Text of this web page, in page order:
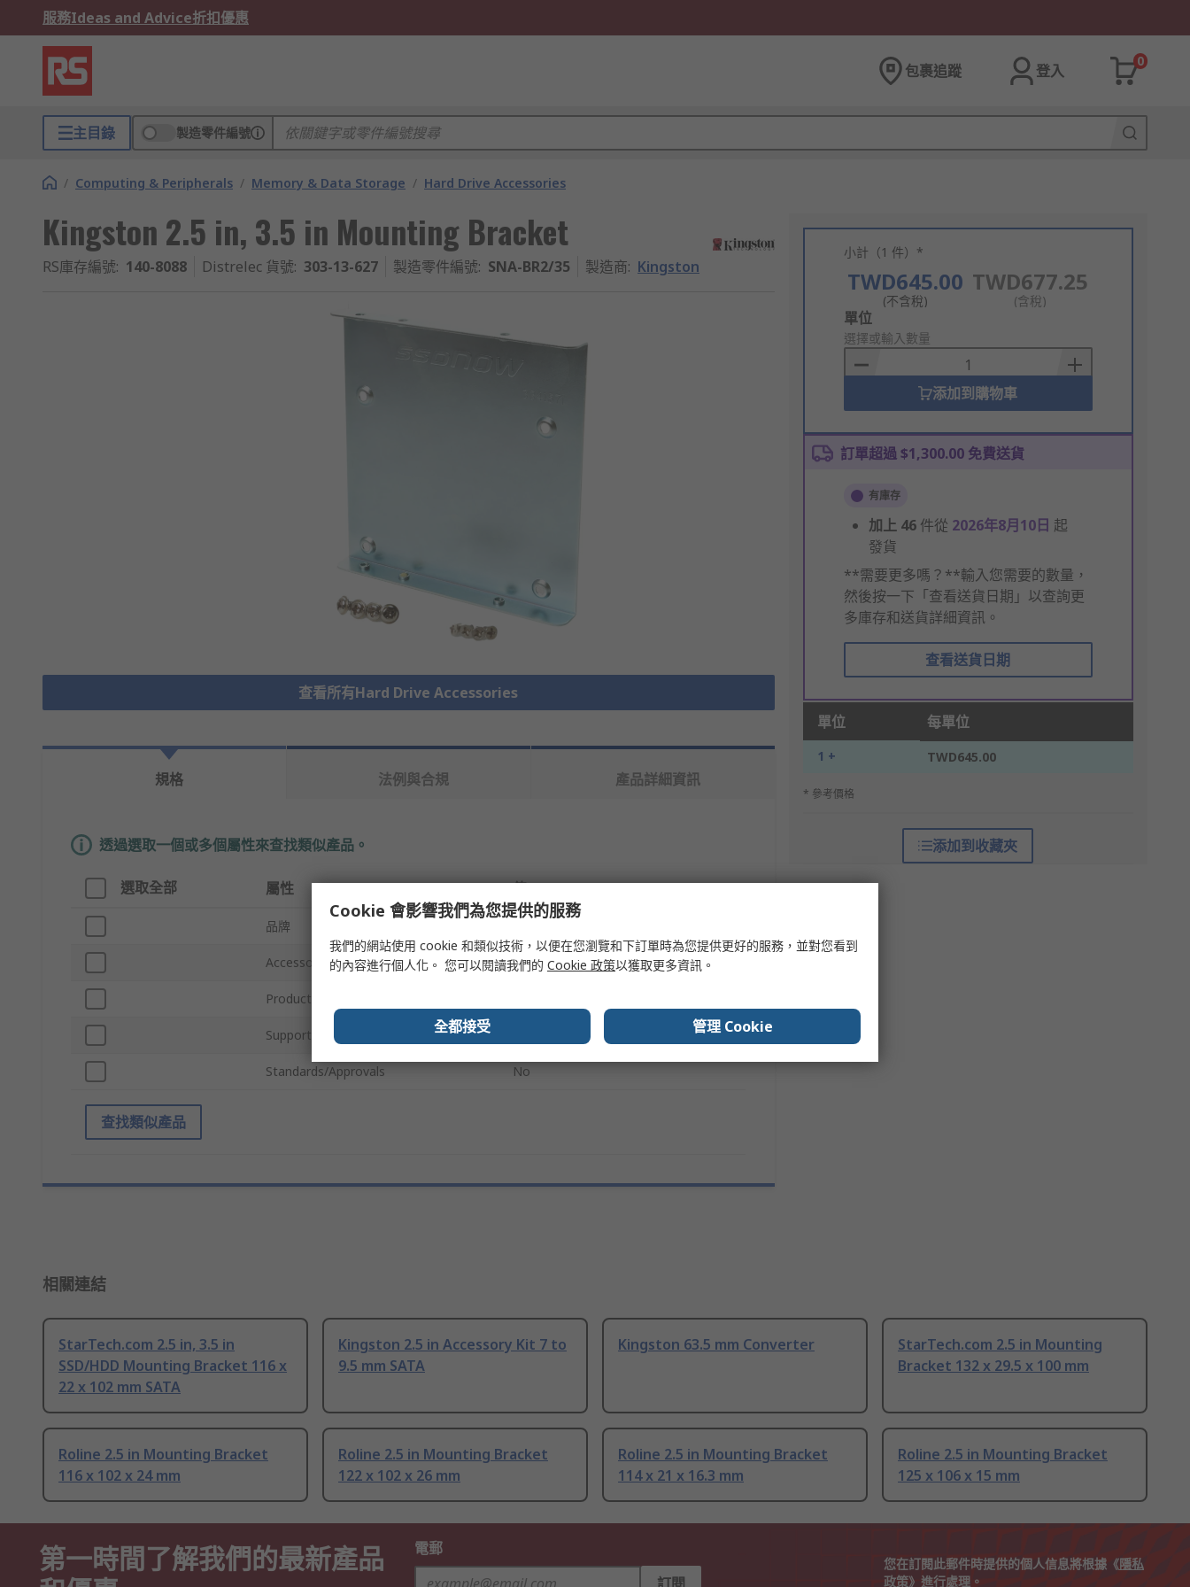
服務Ideas and Advice折扣優惠
包裹追蹤 登入
0
主目錄 製造零件編號
/ Computing & Peripherals / Memory & Data Storage / Hard Drive Accessories
Kingston 2.5 in, 3.5 in Mounting Bracket
RS庫存編號: 140-8088 Distrelec 貨號: 303-13-627 製造零件編號: SNA-BR2/35 製造商: Kingston
查看所有Hard Drive Accessories
小計（1 件）*
TWD645.00
(不含稅)
TWD677.25
(含稅)
Add
to
Basket
單位
選擇或輸入數量
添加到購物車
訂單超過 $1,300.00 免費送貨
有庫存
加上 46 件從 2026年8月10日 起
發貨
**需要更多嗎？**輸入您需要的數量，
然後按一下「查看送貨日期」以查詢更
多庫存和送貨詳細資訊。
查看送貨日期
單位 每單位
1 + TWD645.00
* 參考價格
添加到收藏夾
規格 法例與合規 產品詳細資訊
透過選取一個或多個屬性來查找類似產品。
選取全部 屬性 值
品牌
Accessory Type Mounting Bracket
Product Type
Supported Form Factor
Standards/Approvals No
查找類似產品
相關連結
StarTech.com 2.5 in, 3.5 in
SSD/HDD Mounting Bracket 116 x
22 x 102 mm SATA
Kingston 2.5 in Accessory Kit 7 to
9.5 mm SATA
Kingston 63.5 mm Converter
StarTech.com 2.5 in Mounting
Bracket 132 x 29.5 x 100 mm
Roline 2.5 in Mounting Bracket
116 x 102 x 24 mm
Roline 2.5 in Mounting Bracket
122 x 102 x 26 mm
Roline 2.5 in Mounting Bracket
114 x 21 x 16.3 mm
Roline 2.5 in Mounting Bracket
125 x 106 x 15 mm
第一時間了解我們的最新產品
電郵
您在訂閱此郵件時提供的個人信息將根據《隱私
政策》進行處理。
Cookie 會影響我們為您提供的服務
我們的網站使用 cookie 和類似技術，以便在您瀏覽和下訂單時為您提供更好的服務，並對您看到
的內容進行個人化。 您可以閱讀我們的 Cookie 政策以獲取更多資訊。
全都接受 管理 Cookie